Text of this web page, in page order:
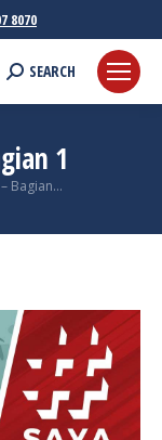
8070
Search:
SEARCH
1
Bagian…